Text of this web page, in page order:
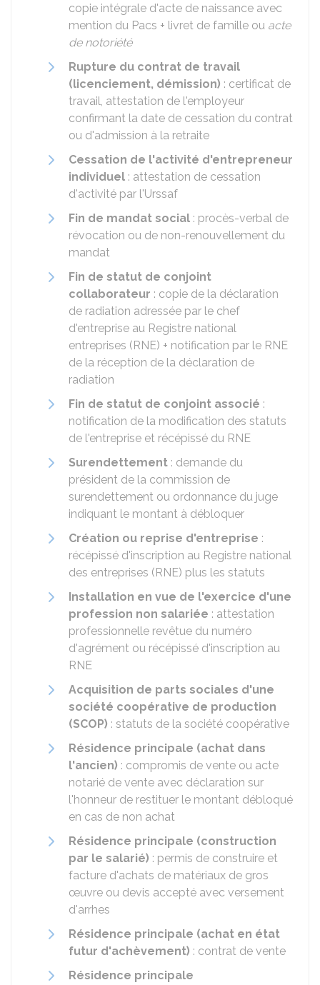
copie intégrale d'acte de naissance avec
mention du Pacs + livret de famille ou acte
de notoriété
Rupture du contrat de travail
(licenciement, démission) : certificat de
travail, attestation de l'employeur
confirmant la date de cessation du contrat
ou d'admission à la retraite
Cessation de l'activité d'entrepreneur
individuel : attestation de cessation
d'activité par l'Urssaf
Fin de mandat social : procès-verbal de
révocation ou de non-renouvellement du
mandat
Fin de statut de conjoint
collaborateur : copie de la déclaration
de radiation adressée par le chef
d'entreprise au Registre national
entreprises (RNE) + notification par le RNE
de la réception de la déclaration de
radiation
Fin de statut de conjoint associé :
notification de la modification des statuts
de l'entreprise et récépissé du RNE
Surendettement : demande du
président de la commission de
surendettement ou ordonnance du juge
indiquant le montant à débloquer
Création ou reprise d'entreprise :
récépissé d'inscription au Registre national
des entreprises (RNE) plus les statuts
Installation en vue de l'exercice d'une
profession non salariée : attestation
professionnelle revêtue du numéro
d'agrément ou récépissé d'inscription au
RNE
Acquisition de parts sociales d'une
société coopérative de production
(SCOP) : statuts de la société coopérative
Résidence principale (achat dans
l'ancien) : compromis de vente ou acte
notarié de vente avec déclaration sur
l'honneur de restituer le montant débloqué
en cas de non achat
Résidence principale (construction
par le salarié) : permis de construire et
facture d'achats de matériaux de gros
œuvre ou devis accepté avec versement
d'arrhes
Résidence principale (achat en état
futur d'achèvement) : contrat de vente
Résidence principale